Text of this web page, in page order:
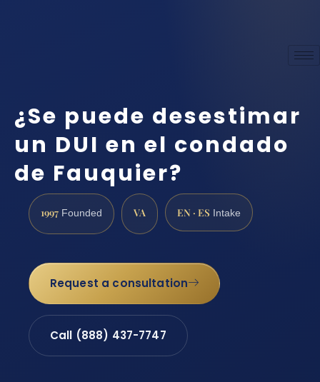
¿Se puede desestimar
un DUI en el condado
de Fauquier?
1997 Founded VA EN · ES Intake
Request a consultation
Call (888) 437-7747